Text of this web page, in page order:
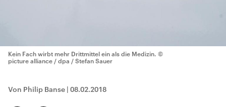
Kein Fach wirbt mehr Drittmittel ein als die Medizin. ©
picture alliance / dpa / Stefan Sauer
Von Philip Banse | 08.02.2018